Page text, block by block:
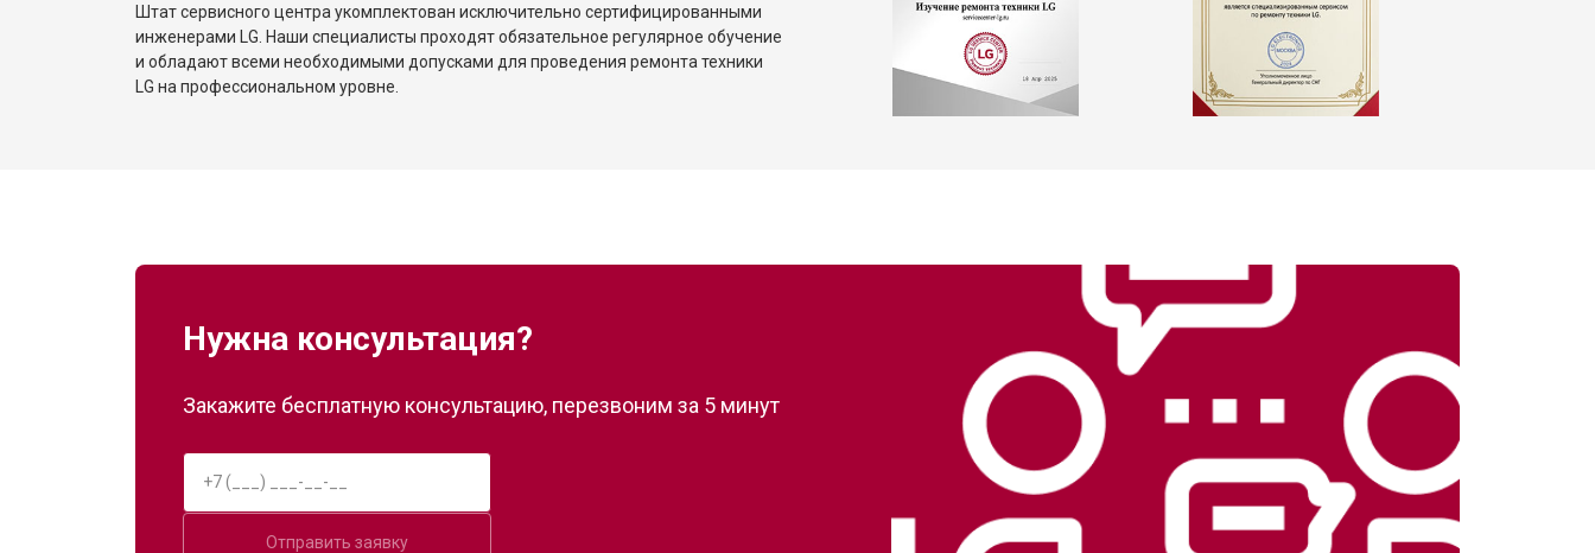
Штат сервисного центра укомплектован исключительно сертифицированными
инженерами LG. Наши специалисты проходят обязательное регулярное обучение
и обладают всеми необходимыми допусками для проведения ремонта техники
LG на профессиональном уровне.
Нужна консультация?
Закажите бесплатную консультацию, перезвоним за 5 минут
Отправить заявку